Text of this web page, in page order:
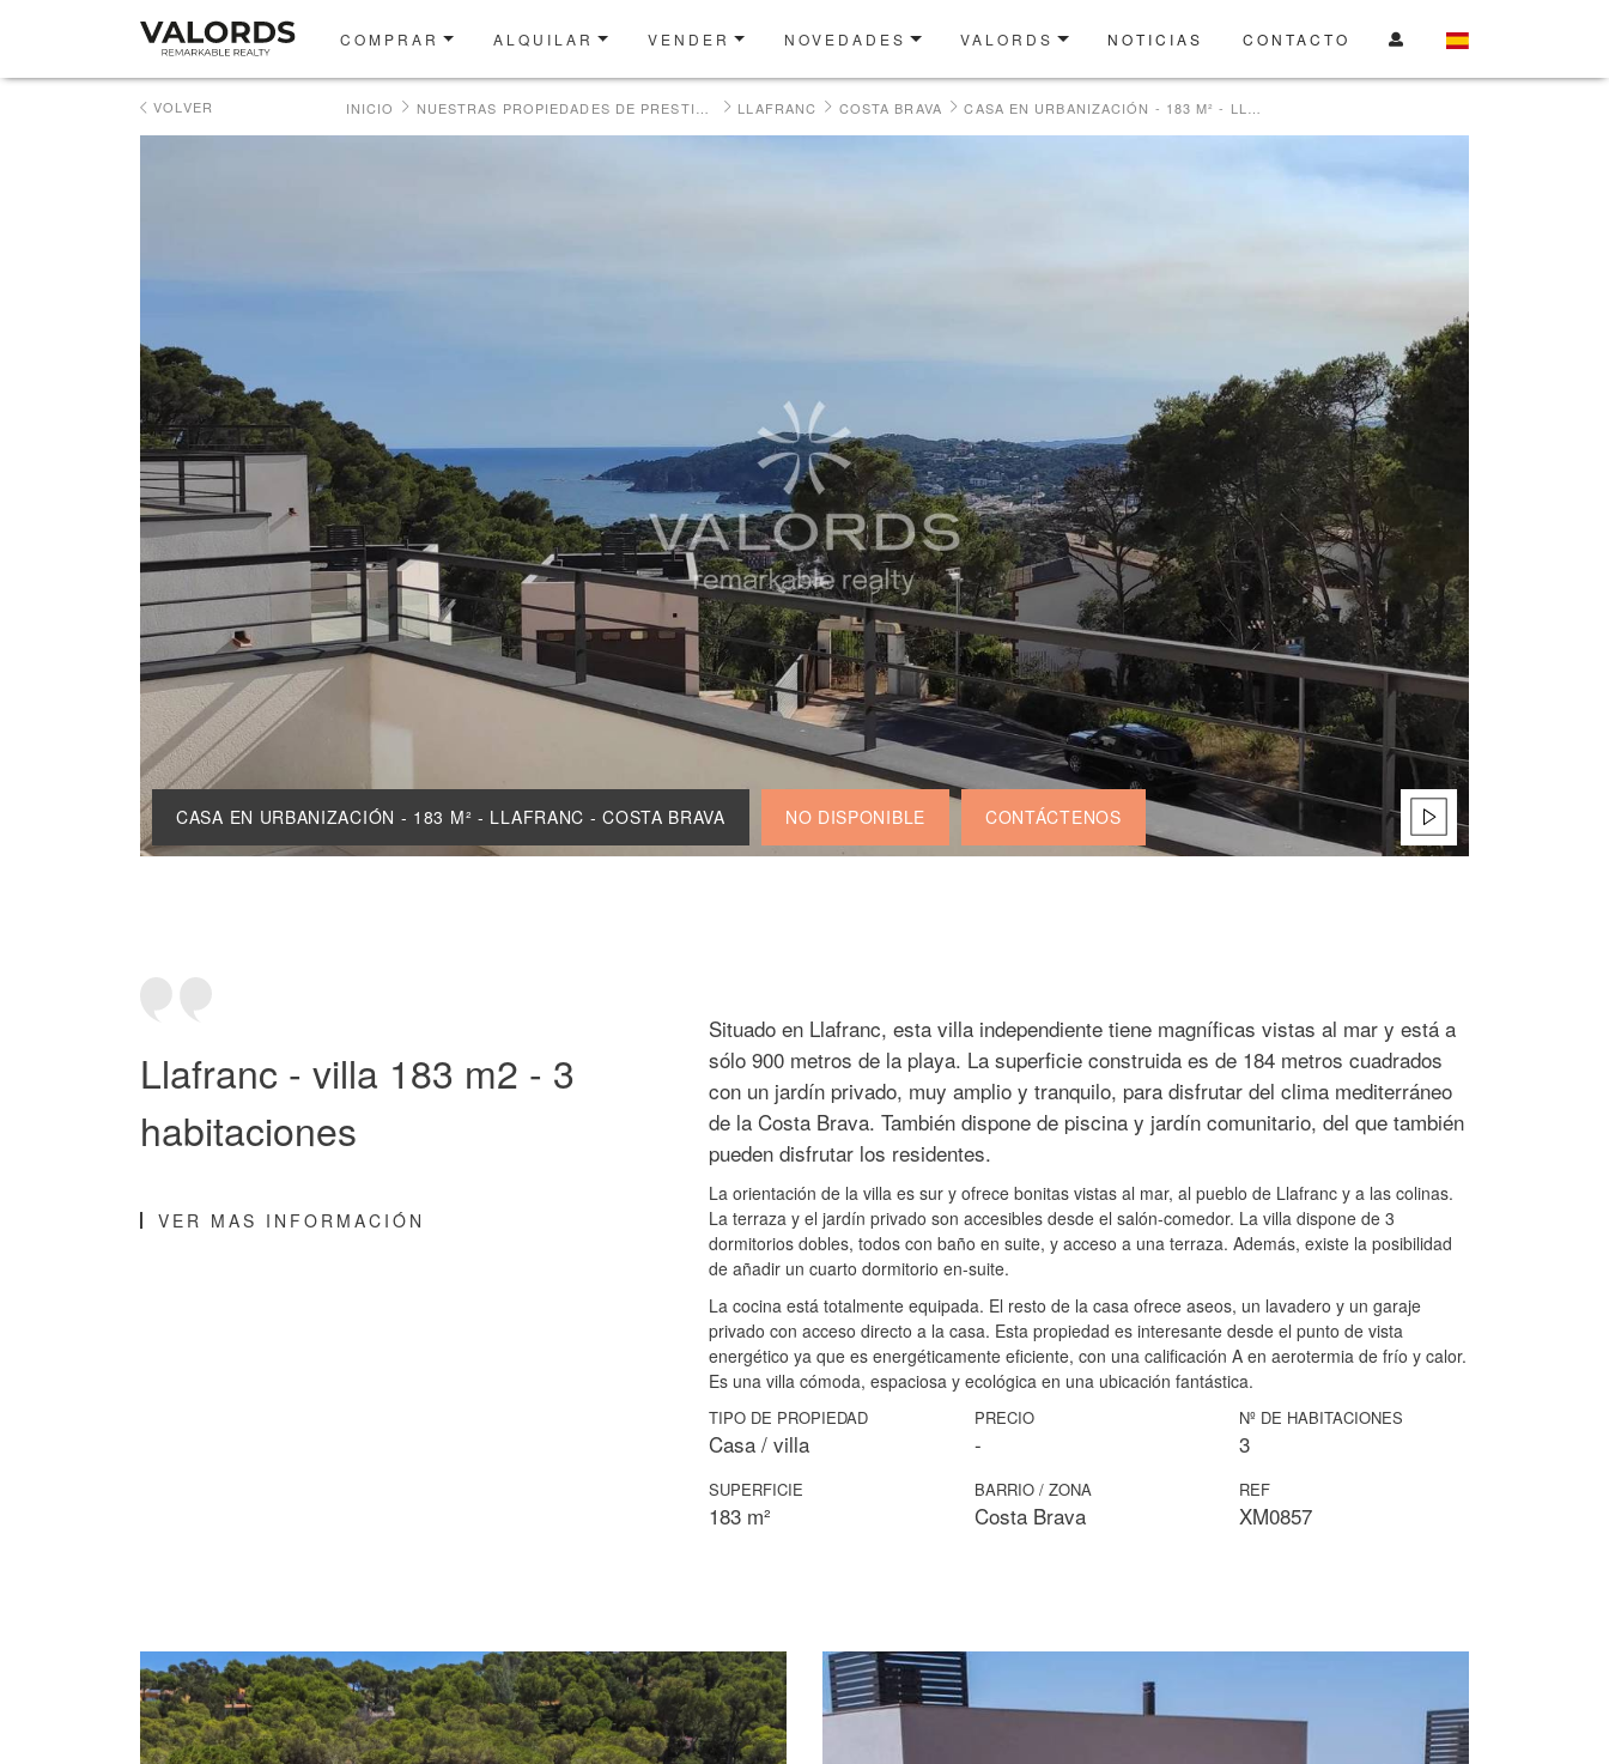
COMPRAR ALQUILAR VENDER NOVEDADES VALORDS NOTICIAS CONTACTO
INICIO LLAFRANC COSTA BRAVA
VOLVER
CASA EN URBANIZACIÓN - 183 M² - LLAFRANC - COSTA BRAVA NO DISPONIBLE CONTÁCTENOS
Llafranc - villa 183 m2 - 3
habitaciones
VER MAS INFORMACIÓN
Situado en Llafranc, esta villa independiente tiene magníficas vistas al mar y está a
sólo 900 metros de la playa. La superficie construida es de 184 metros cuadrados
con un jardín privado, muy amplio y tranquilo, para disfrutar del clima mediterráneo
de la Costa Brava. También dispone de piscina y jardín comunitario, del que también
pueden disfrutar los residentes.
La orientación de la villa es sur y ofrece bonitas vistas al mar, al pueblo de Llafranc y a las colinas.
La terraza y el jardín privado son accesibles desde el salón-comedor. La villa dispone de 3
dormitorios dobles, todos con baño en suite, y acceso a una terraza. Además, existe la posibilidad
de añadir un cuarto dormitorio en-suite.
La cocina está totalmente equipada. El resto de la casa ofrece aseos, un lavadero y un garaje
privado con acceso directo a la casa. Esta propiedad es interesante desde el punto de vista
energético ya que es energéticamente eficiente, con una calificación A en aerotermia de frío y calor.
Es una villa cómoda, espaciosa y ecológica en una ubicación fantástica.
TIPO DE PROPIEDAD
Casa / villa
PRECIO
-
Nº DE HABITACIONES
3
SUPERFICIE
183 m²
BARRIO / ZONA
Costa Brava
REF
XM0857